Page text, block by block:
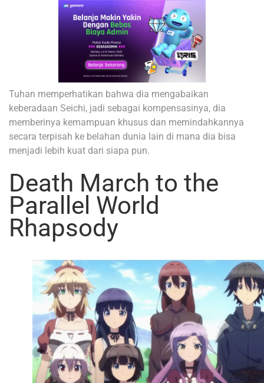
Tuhan memperhatikan bahwa dia mengabaikan
keberadaan Seichi, jadi sebagai kompensasinya, dia
memberinya kemampuan khusus dan memindahkannya
secara terpisah ke belahan dunia lain di mana dia bisa
menjadi lebih kuat dari siapa pun.
Death March to the
Parallel World
Rhapsody